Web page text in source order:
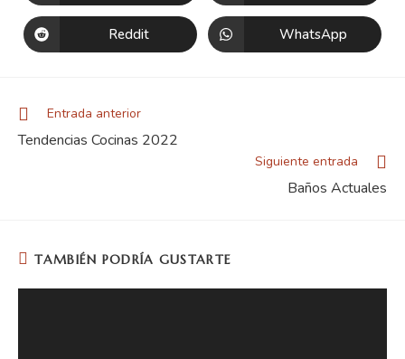
Reddit WhatsApp
Entrada anterior
Tendencias Cocinas 2022
Siguiente entrada
Baños Actuales
TAMBIÉN PODRÍA GUSTARTE